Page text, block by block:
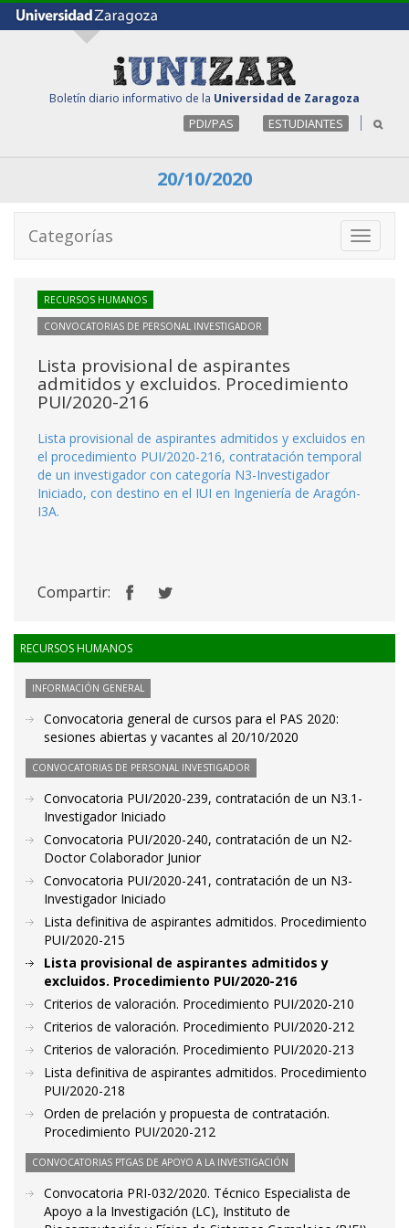
Boletín diario informativo de la Universidad de Zaragoza
PDI/PAS ESTUDIANTES
20/10/2020
Toggle
Categorías
RECURSOS HUMANOS
CONVOCATORIAS DE PERSONAL INVESTIGADOR
Lista provisional de aspirantes
admitidos y excluidos. Procedimiento
PUI/2020-216
Lista provisional de aspirantes admitidos y excluidos en
el procedimiento PUI/2020-216, contratación temporal
de un investigador con categoría N3-Investigador
Iniciado, con destino en el IUI en Ingeniería de Aragón-
I3A.
Compartir:
RECURSOS HUMANOS
INFORMACIÓN GENERAL
Convocatoria general de cursos para el PAS 2020:
sesiones abiertas y vacantes al 20/10/2020
CONVOCATORIAS DE PERSONAL INVESTIGADOR
Convocatoria PUI/2020-239, contratación de un N3.1-
Investigador Iniciado
Convocatoria PUI/2020-240, contratación de un N2-
Doctor Colaborador Junior
Convocatoria PUI/2020-241, contratación de un N3-
Investigador Iniciado
Lista definitiva de aspirantes admitidos. Procedimiento
PUI/2020-215
Lista provisional de aspirantes admitidos y
excluidos. Procedimiento PUI/2020-216
Criterios de valoración. Procedimiento PUI/2020-210
Criterios de valoración. Procedimiento PUI/2020-212
Criterios de valoración. Procedimiento PUI/2020-213
Lista definitiva de aspirantes admitidos. Procedimiento
PUI/2020-218
Orden de prelación y propuesta de contratación.
Procedimiento PUI/2020-212
CONVOCATORIAS PTGAS DE APOYO A LA INVESTIGACIÓN
Convocatoria PRI-032/2020. Técnico Especialista de
Apoyo a la Investigación (LC), Instituto de